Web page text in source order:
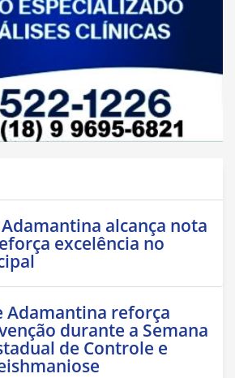
alcança nota
excelência no
Adamantina reforça
durante a Semana
de Controle e